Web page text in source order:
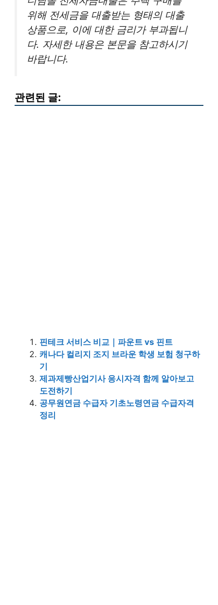
위해 전세금을 대출받는 형태의 대출
상품으로, 이에 대한 금리가 부과됩니
다. 자세한 내용은 본문을 참고하시기
바랍니다.
관련된 글:
핀테크 서비스 비교｜파운트 vs 핀트
캐나다 컬리지 조지 브라운 학생 보험 청구하
기
제과제빵산업기사 응시자격 함께 알아보고
도전하기
공무원연금 수급자 기초노령연금 수급자격
정리